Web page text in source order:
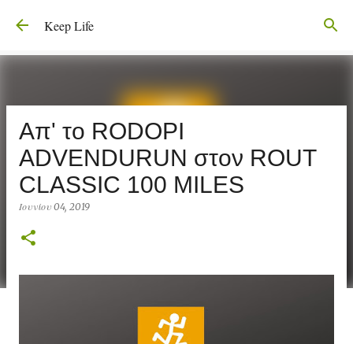
Μετάβαση στο κύριο περιεχόμενο
Keep Life
Aπ' το RODOPI
ADVENDURUN στον ROUT
CLASSIC 100 MILES
Ιουνίου 04, 2019